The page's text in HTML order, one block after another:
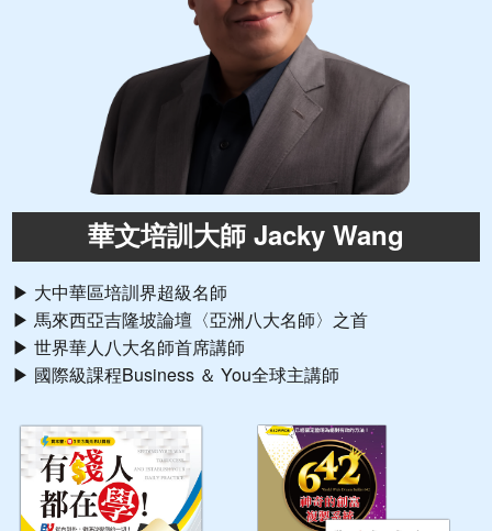
華文培訓大師 Jacky Wang
▶ 大中華區培訓界超級名師
▶ 馬來西亞吉隆坡論壇〈亞洲八大名師〉之首
▶ 世界華人八大名師首席講師
▶ 國際級課程Business ＆ You全球主講師